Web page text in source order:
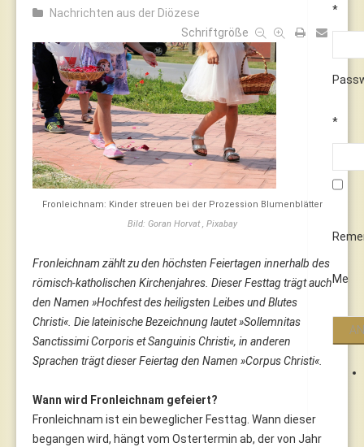
*
*
Me
Nachrichten aus der Diözese
Schriftgröße
Fronleichnam: Kinder streuen bei der Prozession Blumenblätter
Bild: Goran Horvat , Pixabay
Fronleichnam zählt zu den höchsten Feiertagen innerhalb des
römisch-katholischen Kirchenjahres. Dieser Festtag trägt auch
den Namen »Hochfest des heiligsten Leibes und Blutes
Christi«. Die lateinische Bezeichnung lautet »Sollemnitas
Sanctissimi Corporis et Sanguinis Christi«, in anderen
Sprachen trägt dieser Feiertag den Namen »Corpus Christi«.
Wann wird Fronleichnam gefeiert?
Fronleichnam ist ein beweglicher Festtag. Wann dieser
begangen wird, hängt vom Ostertermin ab, der von Jahr